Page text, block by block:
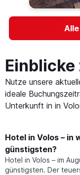
Einblicke
Nutze unsere
ideale
Unterkunft in in
Hotel in Volos – in
günstigsten?
Hotel in Volos – im
günstigsten. Der